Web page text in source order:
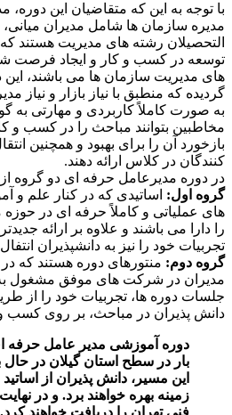
با توجه به این که متقاضیان این
مدیره سازمان ها شامل مدیران میانی،
التحصیلان رشته های مدیریت هستند که
توسعه در کسب و کار و ایجاد فرصت
های مدیریت سازمان ها می باشند،
گردیده که منطبق با نیاز بازار و نیاز
به صورت کاملاً کاربردی و مهارتی به
مخاطبین بتوانند مباحث را در کسب و
بازخورد آن را برای بهبود و همچنین
کنندگان در کلاس ارائه دهند.
در دوره مدیرعامل حرفه ای دو گروه
گروه اول: اساتیدی که در کنار علم و
های عملیاتی و کاملاً حرفه ای در
را دارا می باشند و علاوه بر ارائه
تجربیات خود را نیز به دانشپذیران
گروه دوم: منتورهای دوره هستند که
مدیران در شرکت های موفق مشغول به
دانش پذیران در مباحث، بر روی کسب
بار در سطح استان گیلان در حال
این مسیر، دانش پذیران از
زمینه بهره خواهند برد. و در